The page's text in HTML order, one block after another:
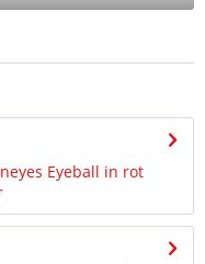
Eyeball in rot